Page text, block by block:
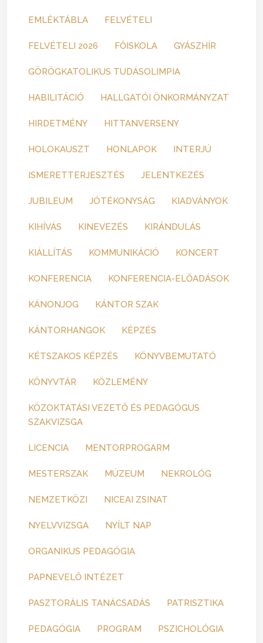
EMLÉKTÁBLA FELVÉTELI
FELVÉTELI 2026 FŐISKOLA GYÁSZHÍR
GÖRÖGKATOLIKUS TUDÁSOLIMPIA
HABILITÁCIÓ HALLGATÓI ÖNKORMÁNYZAT
HIRDETMÉNY HITTANVERSENY
HOLOKAUSZT HONLAPOK INTERJÚ
ISMERETTERJESZTÉS JELENTKEZÉS
JUBILEUM JÓTÉKONYSÁG KIADVÁNYOK
KIHÍVÁS KINEVEZÉS KIRÁNDULÁS
KIÁLLÍTÁS KOMMUNIKÁCIÓ KONCERT
KONFERENCIA KONFERENCIA-ELŐADÁSOK
KÁNONJOG KÁNTOR SZAK
KÁNTORHANGOK KÉPZÉS
KÉTSZAKOS KÉPZÉS KÖNYVBEMUTATÓ
KÖNYVTÁR KÖZLEMÉNY
KÖZOKTATÁSI VEZETŐ ÉS PEDAGÓGUS
SZAKVIZSGA
LICENCIA MENTORPROGARM
MESTERSZAK MÚZEUM NEKROLÓG
NEMZETKÖZI NICEAI ZSINAT
NYELVVIZSGA NYÍLT NAP
ORGANIKUS PEDAGÓGIA
PAPNEVELŐ INTÉZET
PASZTORÁLIS TANÁCSADÁS PATRISZTIKA
PEDAGÓGIA PROGRAM PSZICHOLÓGIA